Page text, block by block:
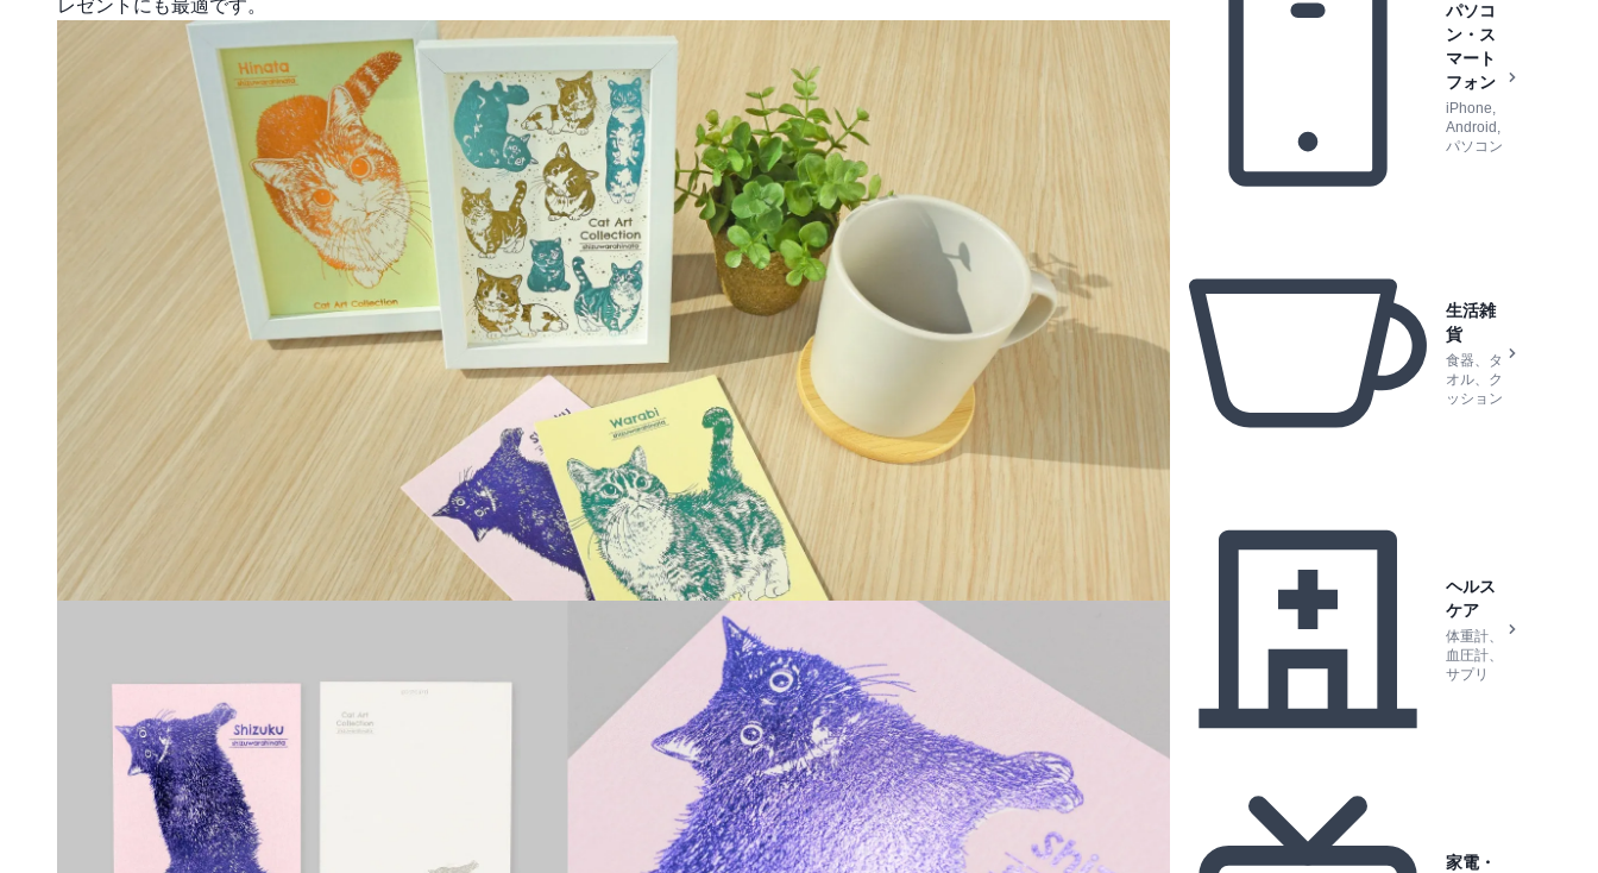
レゼントにも最適です。
パソコ
ン・ス
マート
フォン
iPhone,
Android,
パソコン
生活雑
貨
食器、タ
オル、ク
ッション
ヘルス
ケア
体重計、
血圧計、
サプリ
家電・